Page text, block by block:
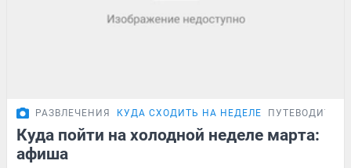
РАЗВЛЕЧЕНИЯ КУДА СХОДИТЬ НА НЕДЕЛЕ ПУТЕВОДИТЕЛЬ
Куда пойти на холодной неделе марта:
афиша